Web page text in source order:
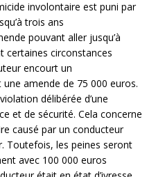
involontaire est puni par
trois ans
pouvant aller jusqu’à
certaines circonstances
encourt un
amende de 75 000 euros.
délibérée d’une
et de sécurité. Cela concerne
causé par un conducteur
Toutefois, les peines seront
avec 100 000 euros